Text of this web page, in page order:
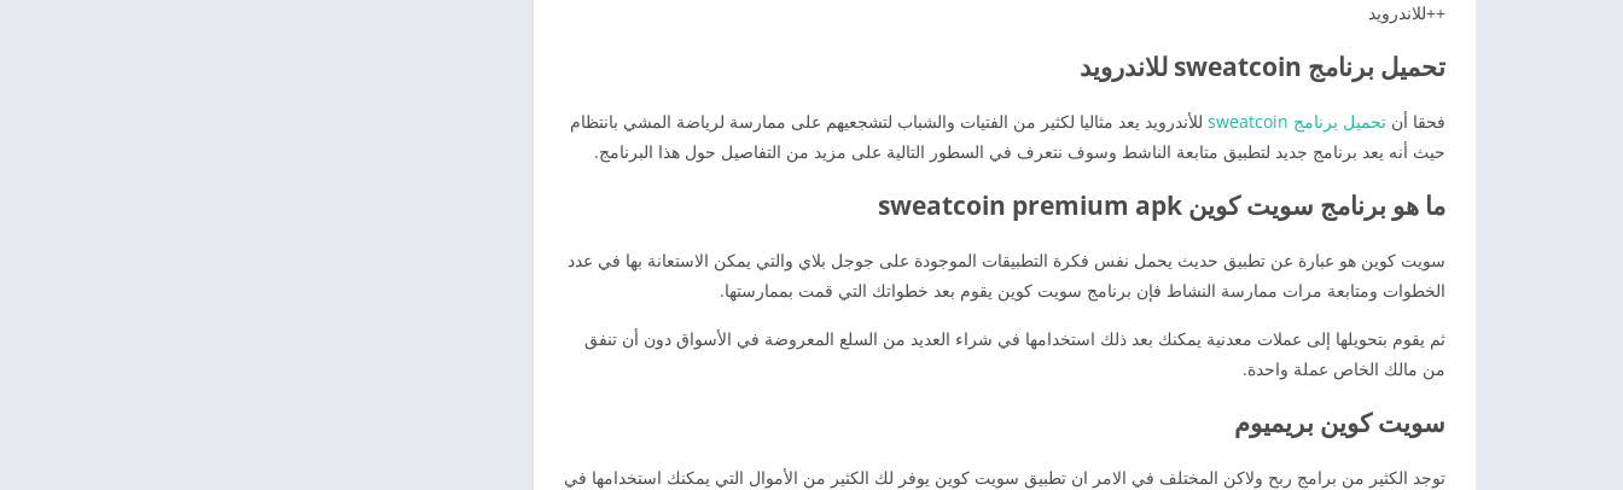
++للاندرويد
تحميل برنامج sweatcoin للاندرويد
فحقا أن تحميل برنامج sweatcoin
للأندرويد يعد مثاليا لكثير من الفتيات والشباب لتشجعيهم على ممارسة لرياضة المشي بانتظام
حيث أنه يعد برنامج جديد لتطبيق متابعة الناشط وسوف نتعرف في السطور التالية على مزيد من التفاصيل حول هذا البرنامج.
ما هو برنامج سويت كوين sweatcoin premium apk
سويت كوين هو عبارة عن تطبيق حديث يحمل نفس فكرة التطبيقات الموجودة على جوجل بلاي والتي يمكن الاستعانة بها في عدد
الخطوات ومتابعة مرات ممارسة النشاط فإن برنامج سويت كوين يقوم بعد خطواتك التي قمت بممارستها.
ثم يقوم بتحويلها إلى عملات معدنية يمكنك بعد ذلك استخدامها في شراء العديد من السلع المعروضة في الأسواق دون أن تنفق
من مالك الخاص عملة واحدة.
سويت كوين بريميوم
توجد الكثير من برامج ربح ولاكن المختلف في الامر ان تطبيق سويت كوين يوفر لك الكثير من الأموال التي يمكنك استخدامها في